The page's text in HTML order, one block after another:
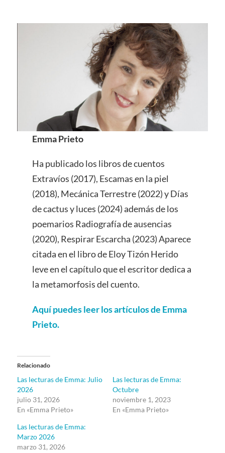
Emma Prieto
Ha publicado los libros de cuentos
Extravíos (2017), Escamas en la piel
(2018), Mecánica Terrestre (2022) y Días
de cactus y luces (2024) además de los
poemarios Radiografía de ausencias
(2020), Respirar Escarcha (2023) Aparece
citada en el libro de Eloy Tizón Herido
leve en el capítulo que el escritor dedica a
la metamorfosis del cuento.
Aquí puedes leer los artículos de Emma
Prieto.
Relacionado
Las lecturas de Emma: Julio
2026
julio 31, 2026
En «Emma Prieto»
Las lecturas de Emma:
Octubre
noviembre 1, 2023
En «Emma Prieto»
Las lecturas de Emma:
Marzo 2026
marzo 31, 2026